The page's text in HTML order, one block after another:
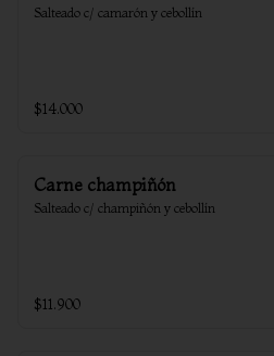
Salteado c/ camarón y cebollín
$14.000
Carne champiñón
Salteado c/ champiñón y cebollín
$11.900